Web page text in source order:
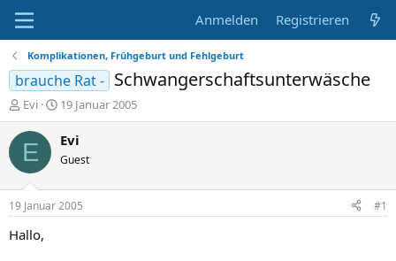
Anmelden Registrieren
Komplikationen, Frühgeburt und Fehlgeburt
brauche Rat - Schwangerschaftsunterwäsche
E
r
s
e
r
Evi
E
r
s
e
l
t
19 Januar 2005
E Evi
Guest
19 Januar 2005 #1
Hallo,